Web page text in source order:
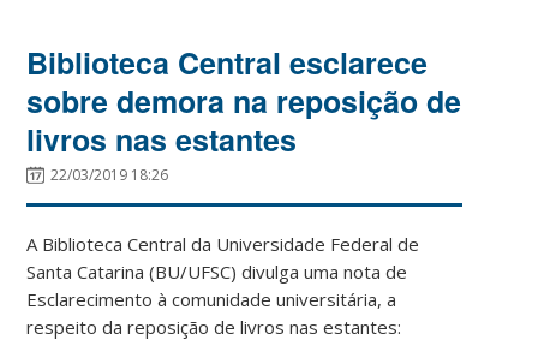
Biblioteca Central esclarece
sobre demora na reposição de
livros nas estantes
22/03/2019 18:26
A Biblioteca Central da Universidade Federal de
Santa Catarina (BU/UFSC) divulga uma nota de
Esclarecimento à comunidade universitária, a
respeito da reposição de livros nas estantes: